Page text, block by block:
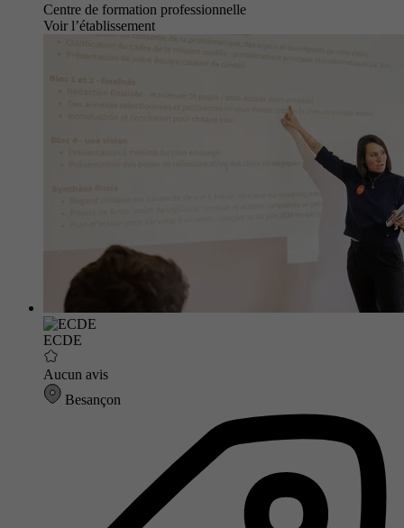
Centre de formation professionnelle
Voir l’établissement
ECDE
Aucun avis
Besançon